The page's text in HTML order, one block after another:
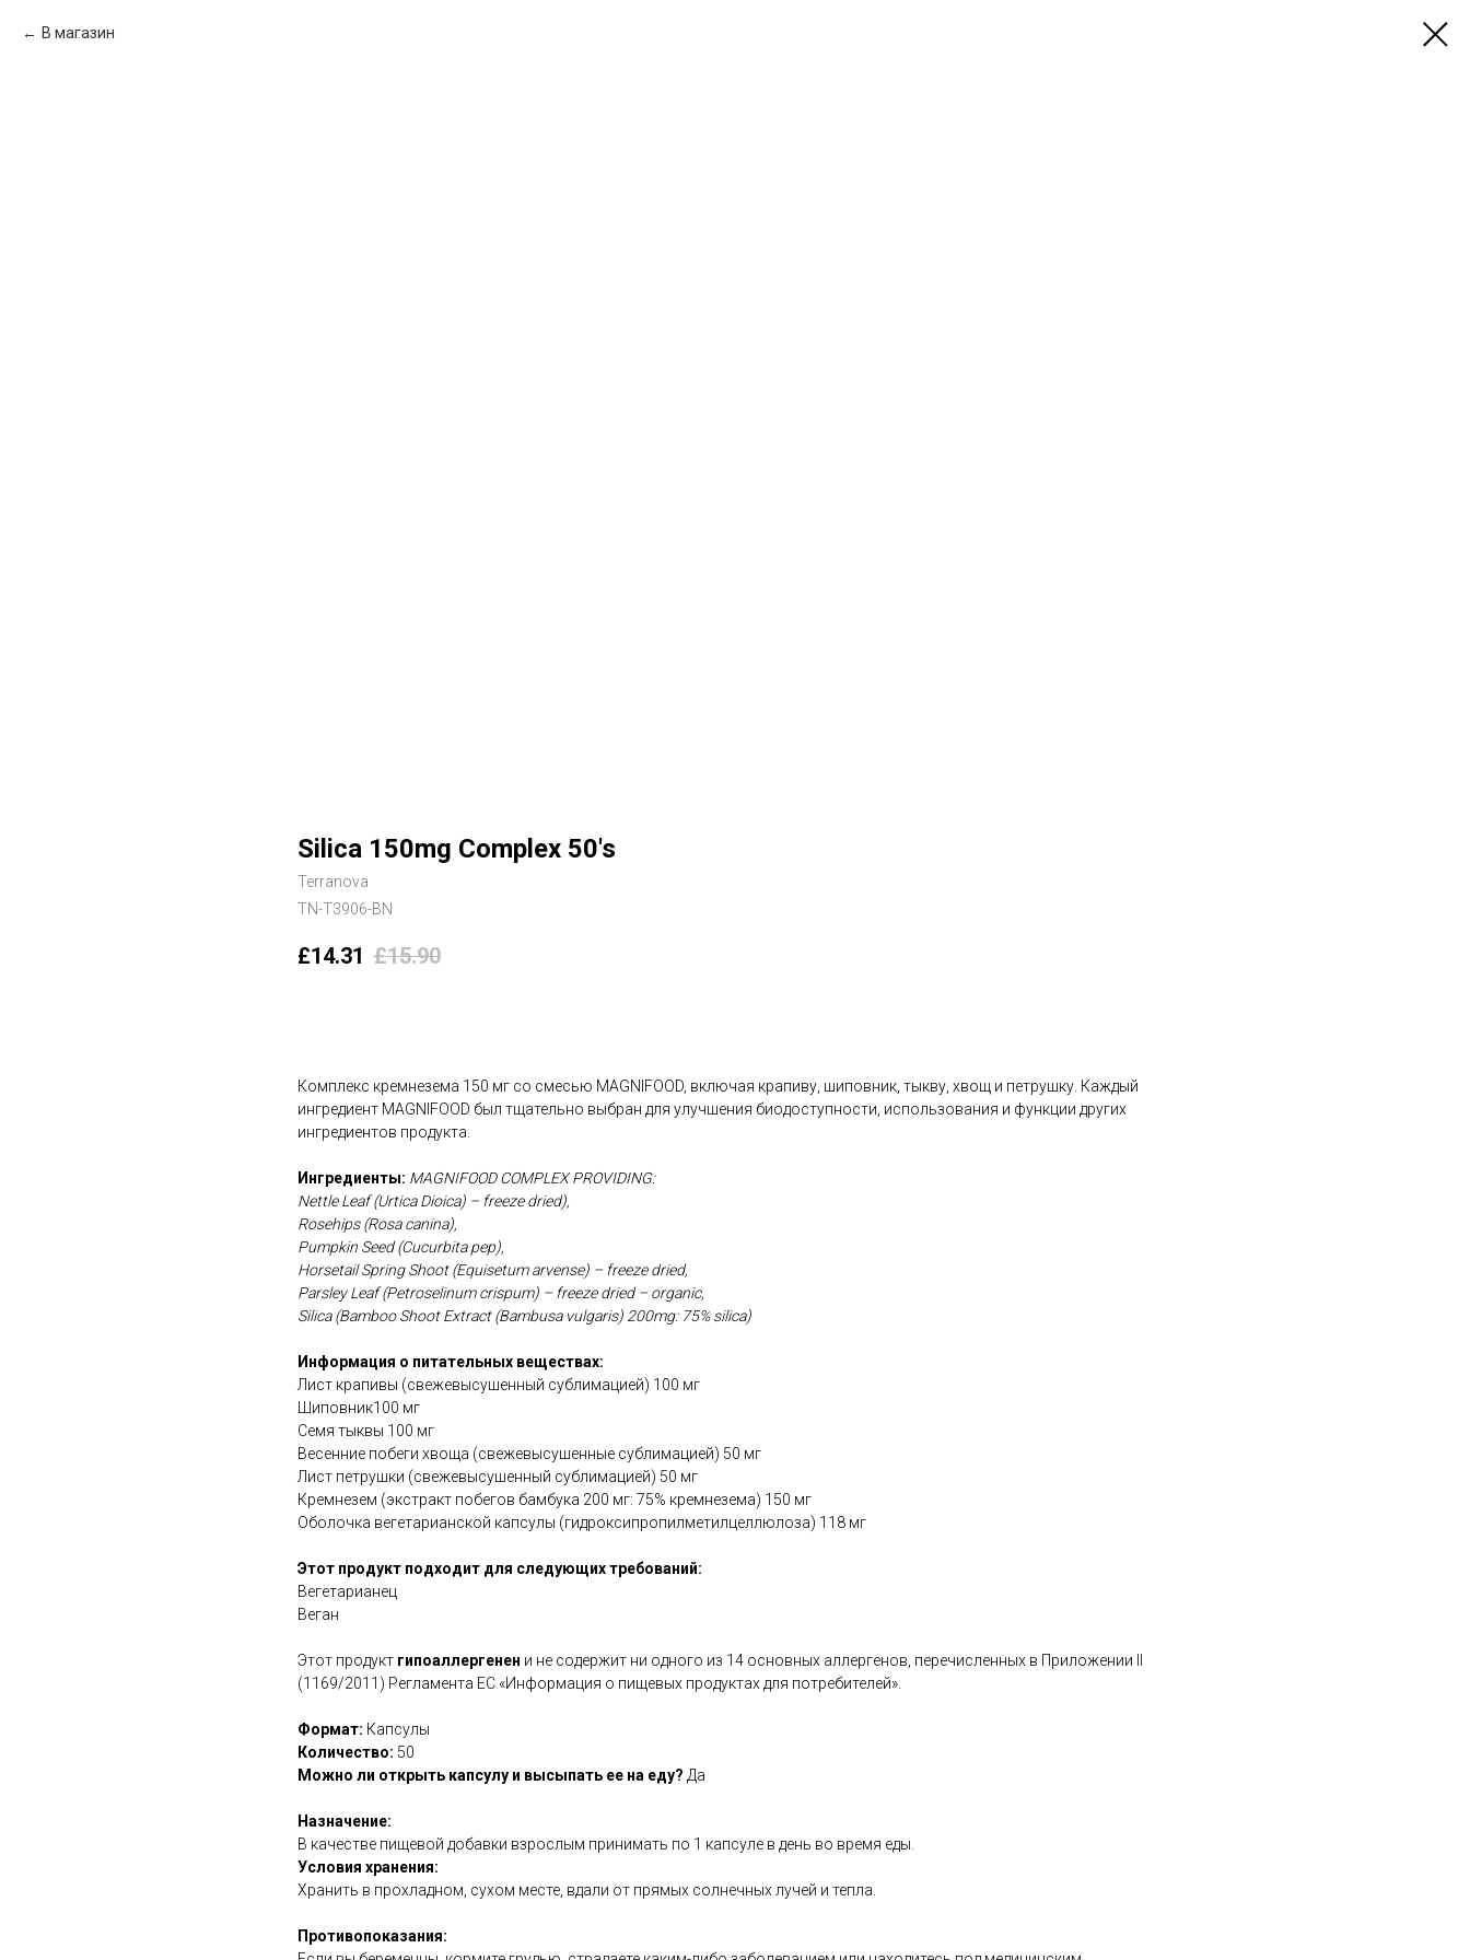
В магазин
Silica 150mg Complex 50's
Terranova
TN-T3906-BN
£14.31 £15.90
Комплекс кремнезема 150 мг со смесью MAGNIFOOD, включая крапиву, шиповник, тыкву, хвощ и петрушку. Каждый
ингредиент MAGNIFOOD был тщательно выбран для улучшения биодоступности, использования и функции других
ингредиентов продукта.
Ингредиенты: MAGNIFOOD COMPLEX PROVIDING:
Nettle Leaf (Urtica Dioica) – freeze dried),
Rosehips (Rosa canina),
Pumpkin Seed (Cucurbita pep),
Horsetail Spring Shoot (Equisetum arvense) – freeze dried,
Parsley Leaf (Petroselinum crispum) – freeze dried – organic,
Silica (Bamboo Shoot Extract (Bambusa vulgaris) 200mg: 75% silica)
Информация о питательных веществах:
Лист крапивы (свежевысушенный сублимацией) 100 мг
Шиповник100 мг
Семя тыквы 100 мг
Весенние побеги хвоща (свежевысушенные сублимацией) 50 мг
Лист петрушки (свежевысушенный сублимацией) 50 мг
Кремнезем (экстракт побегов бамбука 200 мг: 75% кремнезема) 150 мг
Оболочка вегетарианской капсулы (гидроксипропилметилцеллюлоза) 118 мг
Этот продукт подходит для следующих требований:
Вегетарианец
Веган
Этот продукт гипоаллергенен и не содержит ни одного из 14 основных аллергенов, перечисленных в Приложении II
(1169/2011) Регламента ЕС «Информация о пищевых продуктах для потребителей».
Формат: Капсулы
Количество: 50
Можно ли открыть капсулу и высыпать ее на еду? Да
Назначение:
В качестве пищевой добавки взрослым принимать по 1 капсуле в день во время еды.
Условия хранения:
Хранить в прохладном, сухом месте, вдали от прямых солнечных лучей и тепла.
Противопоказания: